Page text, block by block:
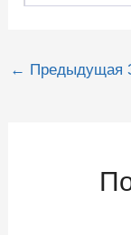
Навигация
← Предыдущая